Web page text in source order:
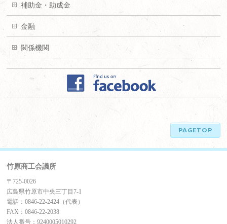
補助金・助成金
金融
関係機関
PAGETOP
竹原商工会議所
〒725-0026
広島県竹原市中央三丁目7-1
電話：0846-22-2424（代表）
FAX：0846-22-2038
法人番号：9240005010292